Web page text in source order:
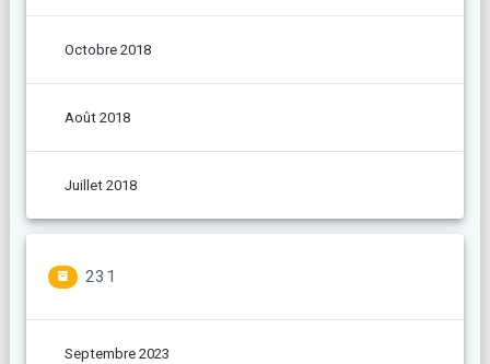
Octobre 2018
Août 2018
Juillet 2018
231
Septembre 2023